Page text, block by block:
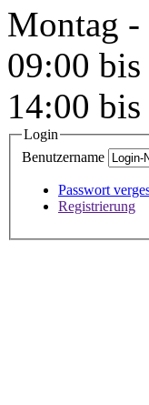
Montag -
09:00
14:00
Login
Benutzername
Passwort
Registrierung